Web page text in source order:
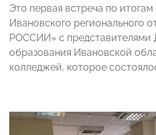
Это первая встреча по
Ивановского регионального
РОССИИ» с представителями
образования Ивановской
колледжей, которое